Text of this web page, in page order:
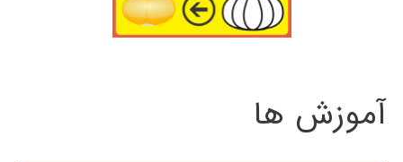
آموزش ها